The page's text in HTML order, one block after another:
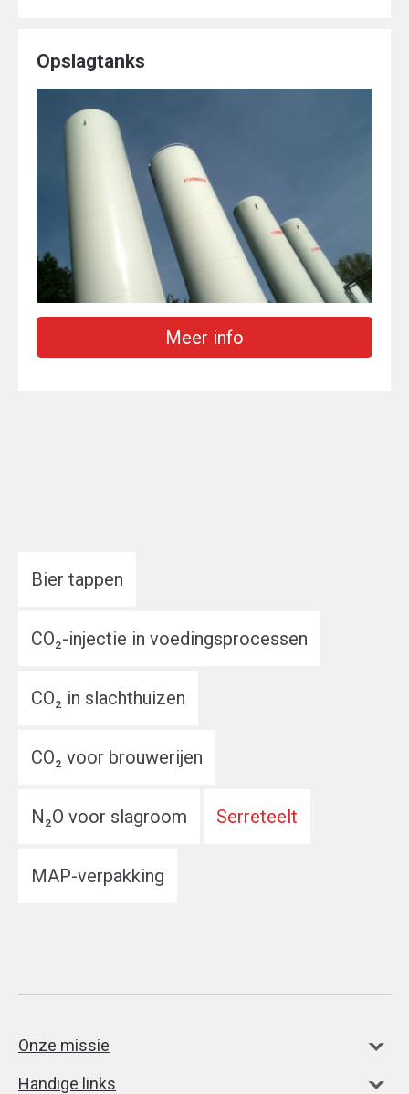
Opslagtanks
Meer info
Bier tappen
CO₂-injectie in voedingsprocessen
CO₂ in slachthuizen
CO₂ voor brouwerijen
N₂O voor slagroom Serreteelt
MAP-verpakking
Onze missie
Handige links